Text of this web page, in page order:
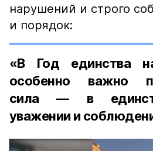
нарушений и строго
и порядок:
«В Год единства
особенно важно
сила — в
уважении и